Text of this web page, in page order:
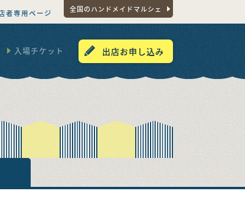
者専用ページ 全国のハンドメイドマルシェ
入場チケット 出店お申し込み